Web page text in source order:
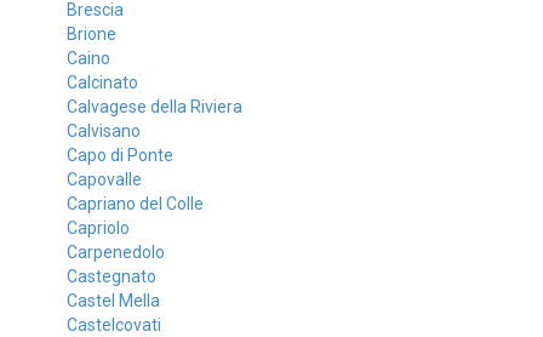
Brescia
Brione
Caino
Calcinato
Calvagese della Riviera
Calvisano
Capo di Ponte
Capovalle
Capriano del Colle
Capriolo
Carpenedolo
Castegnato
Castel Mella
Castelcovati